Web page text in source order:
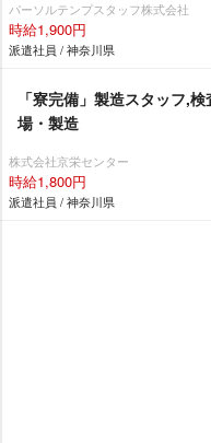
パーソルテンプスタッフ株式会社
時給1,900円
派遣社員 / 神奈川県
「寮完備」製造スタッフ,
場・製造
株式会社京栄センター
時給1,800円
派遣社員 / 神奈川県